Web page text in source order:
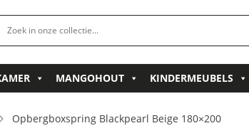
MANGOHOUT KINDERMEUBELS
Opbergboxspring Blackpearl Beige 180×200